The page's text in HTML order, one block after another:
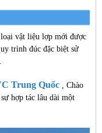
vật liệu lợp mới được
trình đúc đặc biệt sử
Trung Quốc , Chào
hợp tác lâu dài một